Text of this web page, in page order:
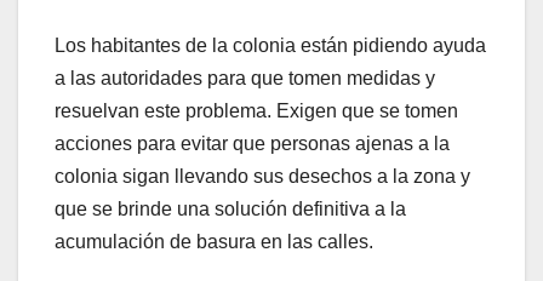
Los habitantes de la colonia están pidiendo ayuda
a las autoridades para que tomen medidas y
resuelvan este problema. Exigen que se tomen
acciones para evitar que personas ajenas a la
colonia sigan llevando sus desechos a la zona y
que se brinde una solución definitiva a la
acumulación de basura en las calles.